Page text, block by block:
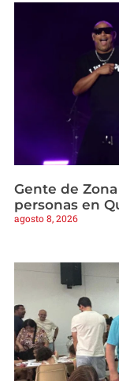
Gente de
personas en
agosto 8, 2026